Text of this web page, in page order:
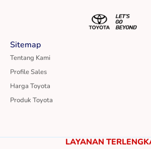
Sitemap
Tentang Kami
Profile Sales
Harga Toyota
Produk Toyota
LAYANAN